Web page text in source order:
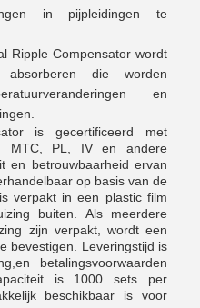
in pijpleidingen te
Ripple Compensator wordt
die worden
en
is gecertificeerd met
MTC, PL, IV en andere
en betrouwbaarheid ervan
op basis van de
verpakt in een plastic film
buiten. Als meerdere
zijn verpakt, wordt een
bevestigen. Leveringstijd is
betalingsvoorwaarden
is 1000 sets per
beschikbaar is voor